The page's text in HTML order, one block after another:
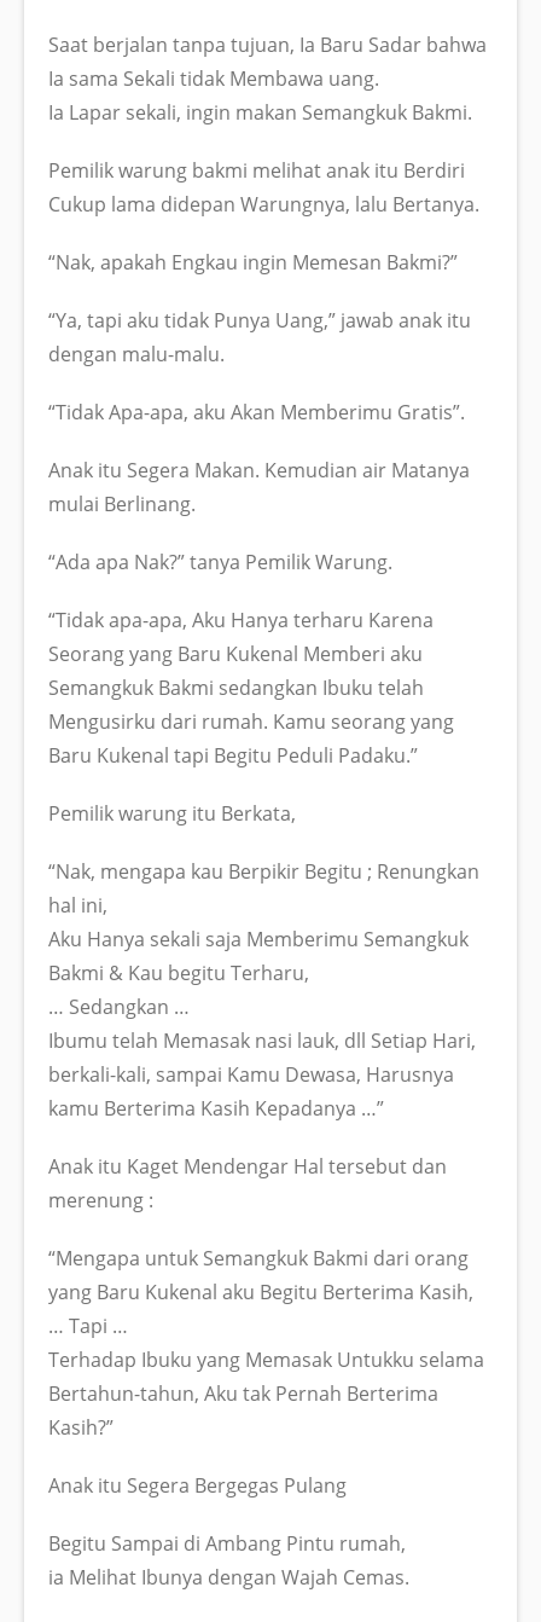
Saat berjalan tanpa tujuan, Ia Baru Sadar bahwa
Ia sama Sekali tidak Membawa uang.
Ia Lapar sekali, ingin makan Semangkuk Bakmi.
Pemilik warung bakmi melihat anak itu Berdiri
Cukup lama didepan Warungnya, lalu Bertanya.
“Nak, apakah Engkau ingin Memesan Bakmi?”
“Ya, tapi aku tidak Punya Uang,” jawab anak itu
dengan malu-malu.
“Tidak Apa-apa, aku Akan Memberimu Gratis”.
Anak itu Segera Makan. Kemudian air Matanya
mulai Berlinang.
“Ada apa Nak?” tanya Pemilik Warung.
“Tidak apa-apa, Aku Hanya terharu Karena
Seorang yang Baru Kukenal Memberi aku
Semangkuk Bakmi sedangkan Ibuku telah
Mengusirku dari rumah. Kamu seorang yang
Baru Kukenal tapi Begitu Peduli Padaku.”
Pemilik warung itu Berkata,
“Nak, mengapa kau Berpikir Begitu ; Renungkan
hal ini,
Aku Hanya sekali saja Memberimu Semangkuk
Bakmi & Kau begitu Terharu,
… Sedangkan …
Ibumu telah Memasak nasi lauk, dll Setiap Hari,
berkali-kali, sampai Kamu Dewasa, Harusnya
kamu Berterima Kasih Kepadanya …”
Anak itu Kaget Mendengar Hal tersebut dan
merenung :
“Mengapa untuk Semangkuk Bakmi dari orang
yang Baru Kukenal aku Begitu Berterima Kasih,
… Tapi …
Terhadap Ibuku yang Memasak Untukku selama
Bertahun-tahun, Aku tak Pernah Berterima
Kasih?”
Anak itu Segera Bergegas Pulang
Begitu Sampai di Ambang Pintu rumah,
ia Melihat Ibunya dengan Wajah Cemas.